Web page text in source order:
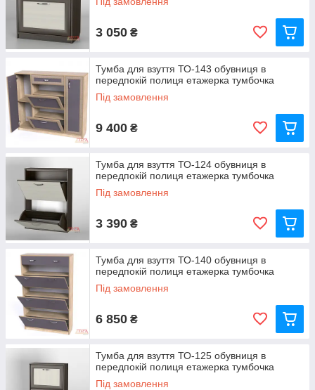
3 050 ₴
Тумба для взуття ТО-143 обувниця в
передпокій полиця етажерка тумбочка
Під замовлення
9 400 ₴
Тумба для взуття ТО-124 обувниця в
передпокій полиця етажерка тумбочка
Під замовлення
3 390 ₴
Тумба для взуття ТО-140 обувниця в
передпокій полиця етажерка тумбочка
Під замовлення
6 850 ₴
Тумба для взуття ТО-125 обувниця в
передпокій полиця етажерка тумбочка
Під замовлення